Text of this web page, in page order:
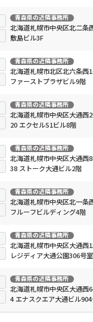
青森県の近隣事務所
北海道札幌市中央区北二条
敷島ビル3F
青森県の近隣事務所
北海道札幌市北区北六条西
ファーストプラザビル9階
青森県の近隣事務所
北海道札幌市中央区大通西
20 エクセルS1ビル8階
青森県の近隣事務所
北海道札幌市中央区大通西
38 ストーク大通ビル2階
青森県の近隣事務所
北海道札幌市中央区北一条
フルーフビルディング4階
青森県の近隣事務所
北海道札幌市中央区大通西
レジディア大通公園306号室
青森県の近隣事務所
北海道札幌市中央区大通西
4 エナスクエア大通ビル